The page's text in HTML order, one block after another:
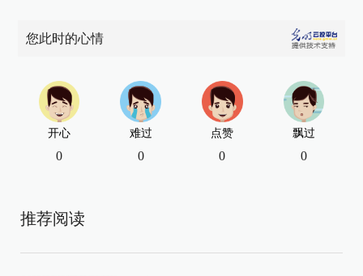
您此时的心情
开心
0
难过
0
点赞
0
飘过
0
推荐阅读